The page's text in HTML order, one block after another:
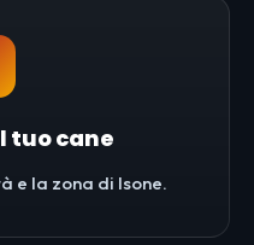
tuo cane
e la zona di Isone.